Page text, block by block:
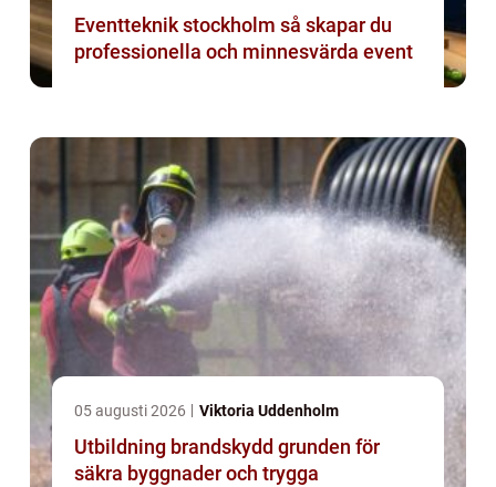
Eventteknik stockholm så skapar du
professionella och minnesvärda event
05 augusti 2026 Viktoria Uddenholm
Utbildning brandskydd grunden för
säkra byggnader och trygga